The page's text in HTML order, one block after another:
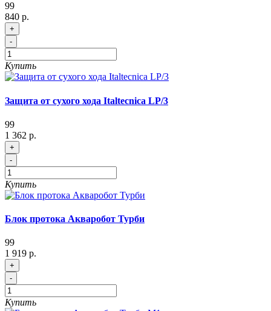
99
840 р.
+
-
Купить
Защита от сухого хода Italtecnica LP/3
99
1 362 р.
+
-
Купить
Блок протока Акваробот Турби
99
1 919 р.
+
-
Купить